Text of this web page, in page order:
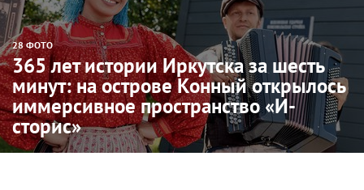
28 ФОТО
365 лет истории Иркутска за шесть
минут: на острове Конный открылось
иммерсивное пространство «И-
сторис»